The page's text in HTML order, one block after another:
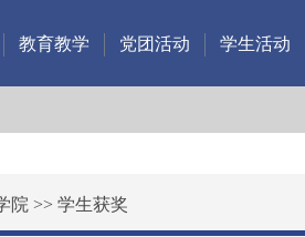
教育教学 党团活动 学生活动
院 >> 学生获奖